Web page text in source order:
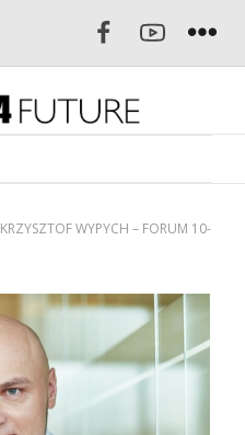
KRZYSZTOF WYPYCH – FORUM 10-